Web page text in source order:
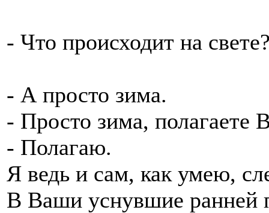
- Что
- А просто зима.
- Просто зима, полагаете
- Полагаю.
Я ведь и сам, как умею,
В Ваши уснувшие